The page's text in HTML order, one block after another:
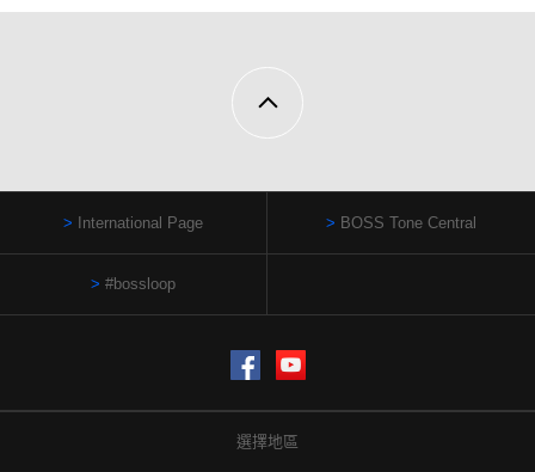
International Page BOSS Tone Central
#bossloop
FacebookYouTube
選擇地區